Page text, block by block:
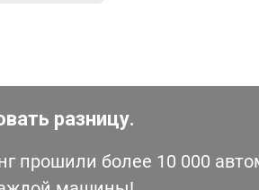
разницу.
прошили более 10 000